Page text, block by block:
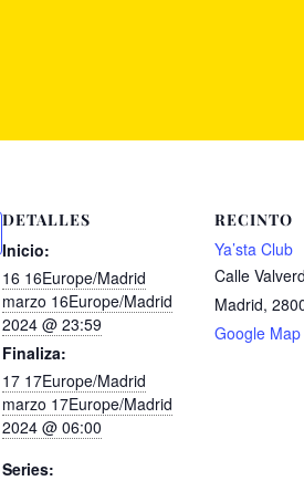
DETALLES
Inicio:
16 16Europe/Madrid
marzo 16Europe/Madrid
2024 @ 23:59
Finaliza:
17 17Europe/Madrid
marzo 17Europe/Madrid
2024 @ 06:00
Series:
RECINTO
Ya’sta Club
Calle
Madrid,
Google Map